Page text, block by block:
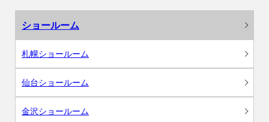
ショールーム
札幌ショールーム
仙台ショールーム
金沢ショールーム